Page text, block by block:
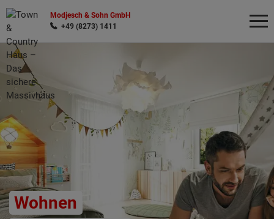
Modjesch & Sohn GmbH
+49 (8273) 1411
Wohnen
Wonach möchten Sie suchen?